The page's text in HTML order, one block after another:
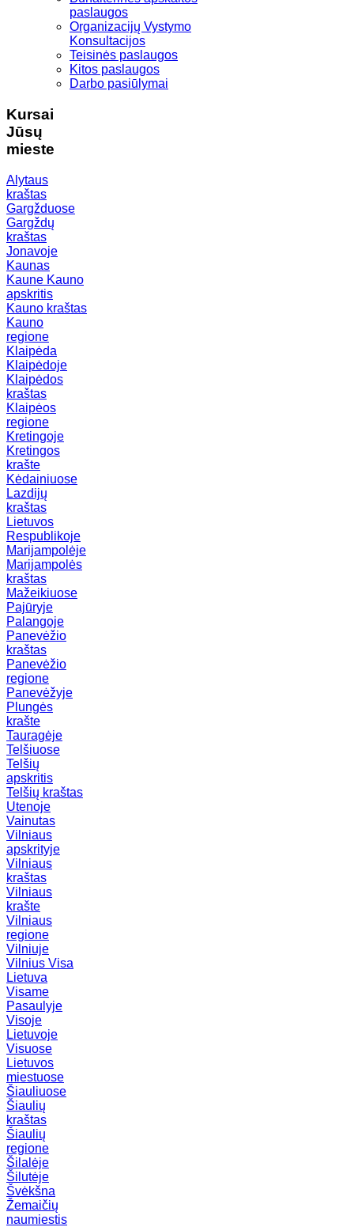
paslaugos
Organizacijų Vystymo
Konsultacijos
Teisinės paslaugos
Kitos paslaugos
Darbo pasiūlymai
Kursai
Jūsų
mieste
Alytaus
kraštas
Gargžduose
Gargždų
kraštas
Jonavoje
Kaunas
Kaune Kauno
apskritis
Kauno kraštas
Kauno
regione
Klaipėda
Klaipėdoje
Klaipėdos
kraštas
Klaipėos
regione
Kretingoje
Kretingos
krašte
Kėdainiuose
Lazdijų
kraštas
Lietuvos
Respublikoje
Marijampolėje
Marijampolės
kraštas
Mažeikiuose
Pajūryje
Palangoje
Panevėžio
kraštas
Panevėžio
regione
Panevėžyje
Plungės
krašte
Tauragėje
Telšiuose
Telšių
apskritis
Telšių kraštas
Utenoje
Vainutas
Vilniaus
apskrityje
Vilniaus
kraštas
Vilniaus
krašte
Vilniaus
regione
Vilniuje
Vilnius Visa
Lietuva
Visame
Pasaulyje
Visoje
Lietuvoje
Visuose
Lietuvos
miestuose
Šiauliuose
Šiaulių
kraštas
Šiaulių
regione
Šilalėje
Šilutėje
Švėkšna
Žemaičių
naumiestis